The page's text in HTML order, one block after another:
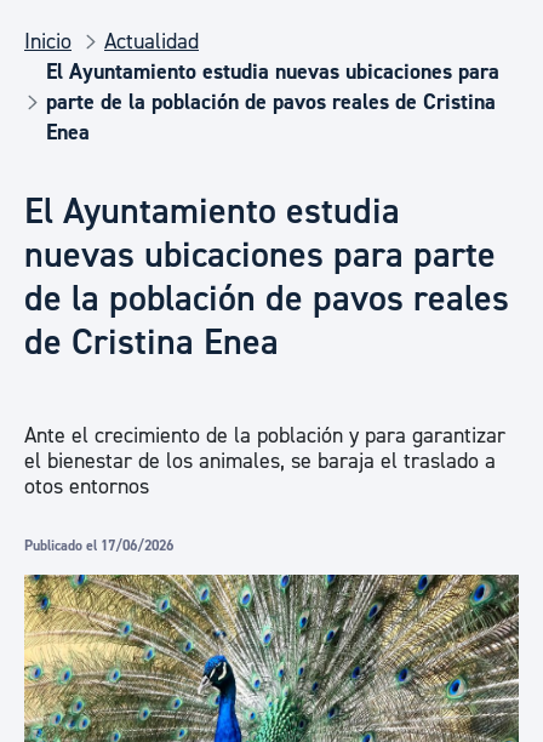
Inicio
Actualidad
El Ayuntamiento estudia nuevas ubicaciones para
parte de la población de pavos reales de Cristina
Enea
El Ayuntamiento estudia
nuevas ubicaciones para parte
de la población de pavos reales
de Cristina Enea
Ante el crecimiento de la población y para garantizar
el bienestar de los animales, se baraja el traslado a
otos entornos
Publicado el 17/06/2026